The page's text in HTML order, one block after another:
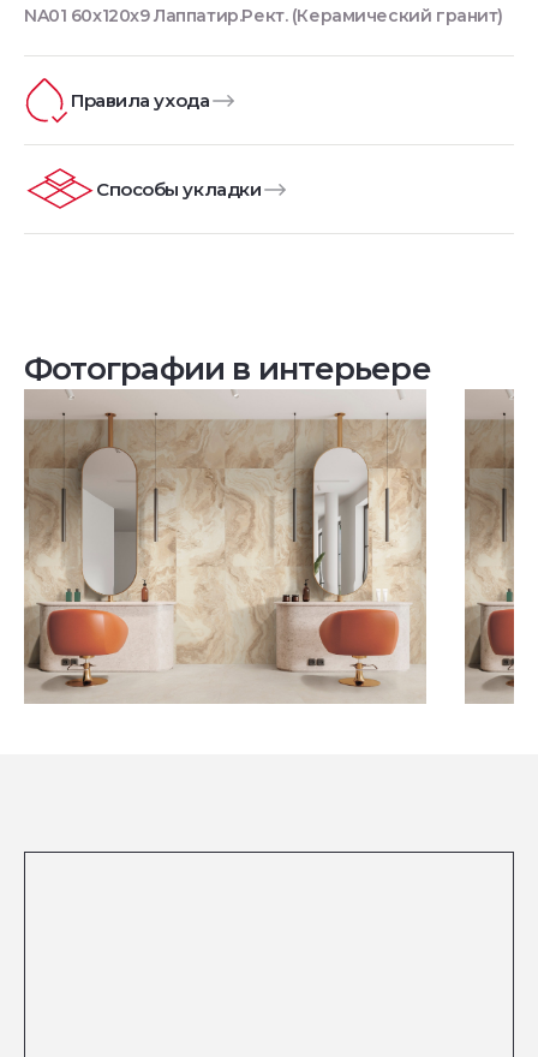
NA01 60x120x9 Лаппатир.Рект. (Керамический гранит)
Правила ухода
Способы укладки
Фотографии в интерьере
Посмотреть все проекты